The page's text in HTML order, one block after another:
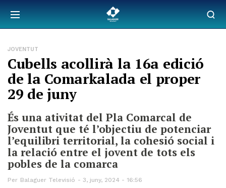
JOVENTUT
Cubells acollirà la 16a edició
de la Comarkalada el proper
29 de juny
És una ativitat del Pla Comarcal de
Joventut que té l’objectiu de potenciar
l’equilibri territorial, la cohesió social i
la relació entre el jovent de tots els
pobles de la comarca
Per Balaguer Televisió 3, juny, 2024 - 16:56